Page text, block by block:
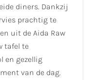
diners. Dankzij
prachtig te
uit de Aida Raw
tafel te
en gezellig
van de dag.